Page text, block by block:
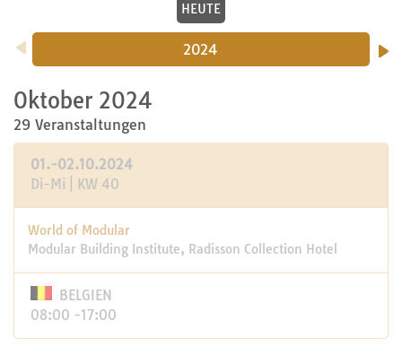
HEUTE
2024
Oktober 2024
29 Veranstaltungen
01.-02.10.2024
Di-Mi | KW 40
World of Modular
Modular Building Institute, Radisson Collection Hotel
BELGIEN
08:00 -17:00